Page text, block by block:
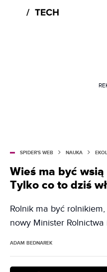
SPIDER'S WEB NAUKA
Wieś ma być
Tylko co to dziś
Rolnik ma być
nowy Minister Rolnictwa
ADAM BEDNAREK